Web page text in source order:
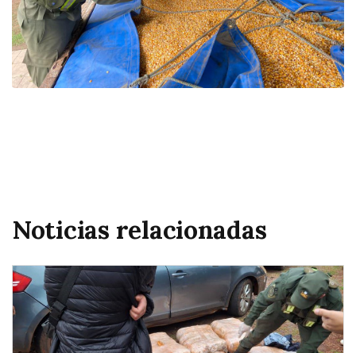
Noticias relacionadas